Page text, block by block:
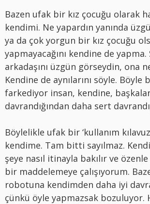
Bazen ufak bir kız çocuğu olarak
kendimi. Ne yapardın yanında
ya da çok yorgun bir kız çocuğu
yapmayacağını kendine de
arkadaşını üzgün görseydin, ona
Kendine de aynılarını söyle. Böyle
farkediyor insan, kendine,
davrandığından daha sert
Böylelikle ufak bir ‘kullanım
kendime. Tam bitti sayılmaz.
şeye nasıl itinayla bakılır ve
bir maddelemeye çalışıyorum.
robotuna kendimden daha iyi
çünkü öyle yapmazsak bozuluyor.